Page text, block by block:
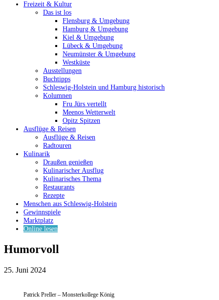
Freizeit & Kultur
Das ist los
Flensburg & Umgebung
Hamburg & Umgebung
Kiel & Umgebung
Lübeck & Umgebung
Neumünster & Umgebung
Westküste
Ausstellungen
Buchtipps
Schleswig-Holstein und Hamburg historisch
Kolumnen
Fru Jürs vertellt
Meenos Wetterwelt
Opitz Spitzen
Ausflüge & Reisen
Ausflüge & Reisen
Radtouren
Kulinarik
Draußen genießen
Kulinarischer Ausflug
Kulinarisches Thema
Restaurants
Rezepte
Menschen aus Schleswig-Holstein
Gewinnspiele
Marktplatz
Online lesen
Humorvoll
25. Juni 2024
Patrick Preller – Monsterkollege König